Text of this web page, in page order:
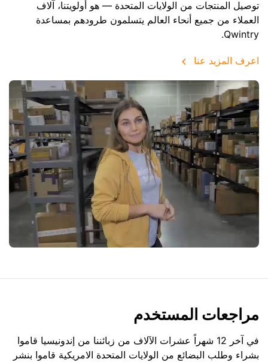
توصيل المنتجات من الولايات المتحدة — هو أولويتنا، آلاف
العملاء من جميع أنحاء العالم يتسلمون طرودهم بمساعدة
Qwintry.
اعرف المزيد عنا
مراجعات المستخدم
في آخر 12 شهراً عشرات الآلاف من زبائننا من إندونيسيا قاموا
بشراء وطلب البضائع من الولايات المتحدة الامريكية قاموا بنشر